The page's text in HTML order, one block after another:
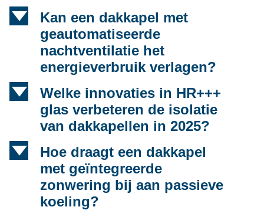
d
Kan een dakkapel met
geautomatiseerde
nachtventilatie het
energieverbruik verlagen?
d
Welke innovaties in HR+++
glas verbeteren de isolatie
van dakkapellen in 2025?
d
Hoe draagt een dakkapel
met geïntegreerde
zonwering bij aan passieve
koeling?